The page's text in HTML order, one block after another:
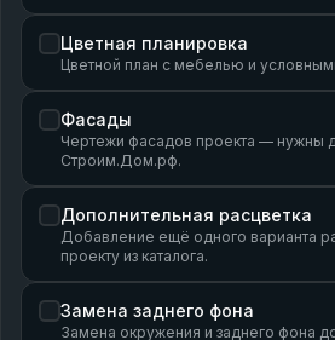
Цветная планировка
Цветной план с мебелью и
Фасады
Чертежи фасадов проекта — нужны
Строим.Дом.рф.
Дополнительная расцветка
Добавление ещё одного варианта
проекту из каталога.
Замена заднего фона
Замена окружения и заднего фона